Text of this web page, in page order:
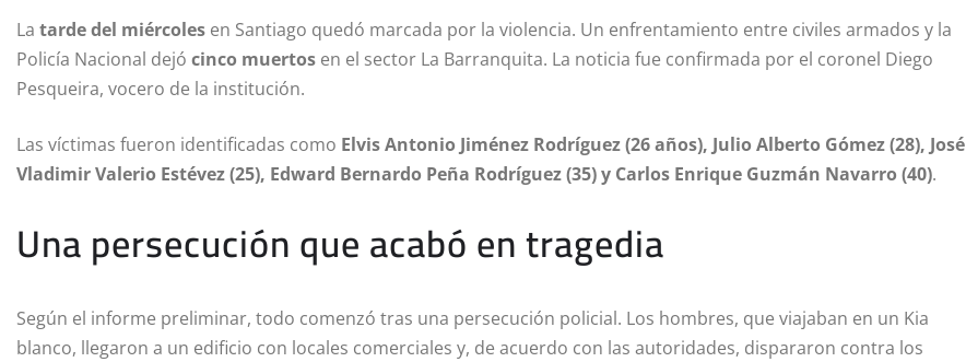
La tarde del miércoles en Santiago quedó marcada por la violencia. Un enfrentamiento entre civiles armados y la
Policía Nacional dejó cinco muertos en el sector La Barranquita. La noticia fue confirmada por el coronel Diego
Pesqueira, vocero de la institución.
Las víctimas fueron identificadas como Elvis Antonio Jiménez Rodríguez (26 años), Julio Alberto Gómez (28), José
Vladimir Valerio Estévez (25), Edward Bernardo Peña Rodríguez (35) y Carlos Enrique Guzmán Navarro (40).
Una persecución que acabó en tragedia
Según el informe preliminar, todo comenzó tras una persecución policial. Los hombres, que viajaban en un Kia
blanco, llegaron a un edificio con locales comerciales y, de acuerdo con las autoridades, dispararon contra los